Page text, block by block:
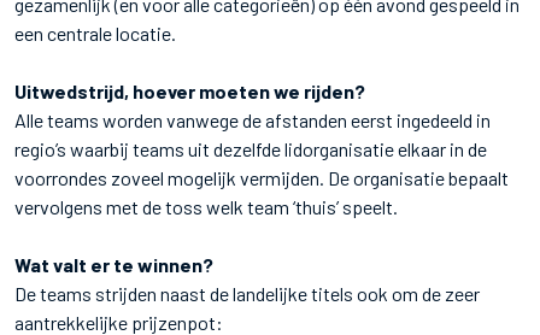
een centrale locatie.
Uitwedstrijd, hoever moeten we rijden?
Alle teams worden vanwege de afstanden eerst ingedeeld in
regio’s waarbij teams uit dezelfde lidorganisatie elkaar in de
voorrondes zoveel mogelijk vermijden. De organisatie bepaalt
vervolgens met de toss welk team ‘thuis’ speelt.
Wat valt er te winnen?
De teams strijden naast de landelijke titels ook om de zeer
aantrekkelijke prijzenpot: